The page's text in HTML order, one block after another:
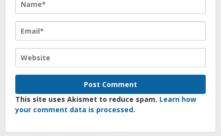
This site uses Akismet to reduce spam. Learn how
your comment data is processed.